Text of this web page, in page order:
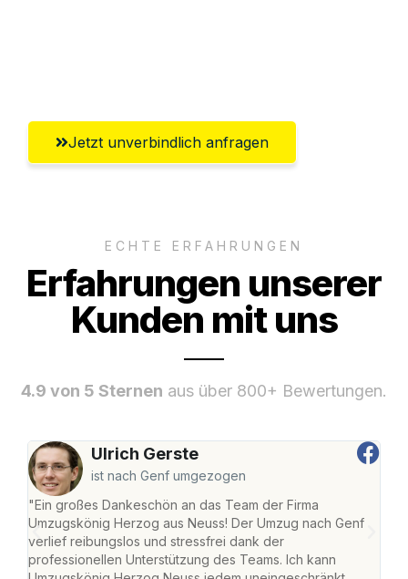
Jetzt unverbindlich anfragen
ECHTE ERFAHRUNGEN
Erfahrungen unserer
Kunden mit uns
4.9 von 5 Sternen aus über 800+ Bewertungen.
Ulrich Gerste
ist nach Genf umgezogen
"Ein großes Dankeschön an das Team der Firma
Umzugskönig Herzog aus Neuss! Der Umzug nach Genf
verlief reibungslos und stressfrei dank der
professionellen Unterstützung des Teams. Ich kann